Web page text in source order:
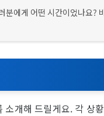
에게 어떤 시간이었나요?
개해 드릴게요. 각 상